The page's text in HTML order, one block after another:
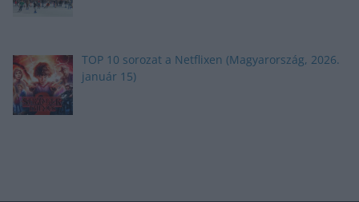
TOP 10 sorozat a Netflixen (Magyarország, 2026.
január 15)